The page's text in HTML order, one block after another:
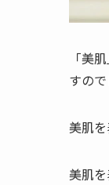
「美
すの
美肌
美肌